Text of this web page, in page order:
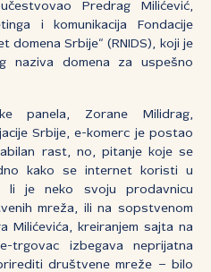
Predrag Milićević,
i komunikacija Fondacije
domena Srbije“ (RNIDS), koji je
naziva domena za uspešno
panela, Zorane Milidrag,
Srbije, e-komerc je postao
rast, no, pitanje koje se
kako se internet koristi u
li je neko svoju prodavnicu
mreža, ili na sopstvenom
Milićevića, kreiranjem sajta na
trgovac izbegava neprijatna
društvene mreže – bilo